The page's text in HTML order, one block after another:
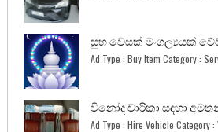
සුභ වෙසක් මංගල්‍යයක්
Ad Type : Buy Item Category :
විනෝද චාරිකා සඳහා
Ad Type : Hire Vehicle Category :